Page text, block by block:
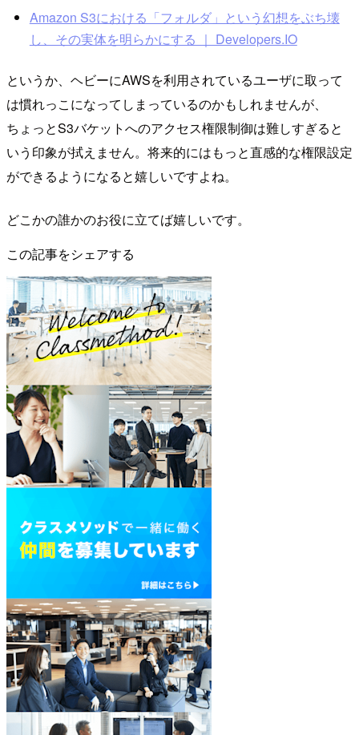
Amazon S3における「フォルダ」という幻想をぶち壊
し、その実体を明らかにする ｜ Developers.IO
というか、ヘビーにAWSを利用されているユーザに取って
は慣れっこになってしまっているのかもしれませんが、
ちょっとS3バケットへのアクセス権限制御は難しすぎると
いう印象が拭えません。将来的にはもっと直感的な権限設定
ができるようになると嬉しいですよね。
どこかの誰かのお役に立てば嬉しいです。
この記事をシェアする